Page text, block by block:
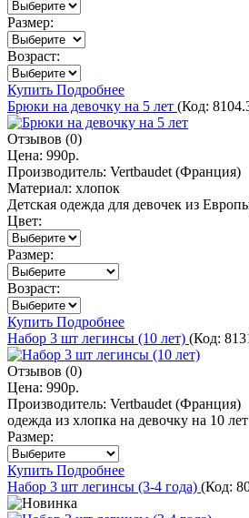
Размер:
Возраст:
Купить Подробнее
Брюки на девочку на 5 лет (Код:
Отзывов (0)
Цена: 990р.
Производитель: Vertbaudet (Франция)
Материал: хлопок
Детская одежда для девочек из
Цвет:
Размер:
Возраст:
Купить Подробнее
Набор 3 шт легинсы (10 лет) (Код:
Отзывов (0)
Цена: 990р.
Производитель: Vertbaudet (Франция)
одежда из хлопка на девочку на 10
Размер:
Купить Подробнее
Набор 3 шт легинсы (3-4 года) (Код: